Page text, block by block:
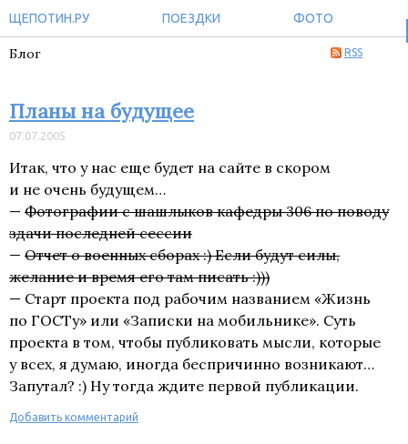
ЩЕПОТИН.РУ ПОЕЗДКИ ФОТО
RSS
Блог
Планы на будущее
07.07.2005
Итак, что у нас еще будет на сайте в скором
и не очень будущем…
— Фотографии с шашлыков кафедры 306 по поводу
здачи последней сессии
— Отчет о военных сборах :) Если будут силы,
желание и время его там писать :)))
— Старт проекта под рабочим названием «Жизнь
по ГОСТу» или «Записки на мобильнике». Суть
проекта в том, чтобы публиковать мысли, которые
у всех, я думаю, иногда беспричинно возникают…
Запутал? :) Ну тогда ждите первой публикации.
Добавить комментарий